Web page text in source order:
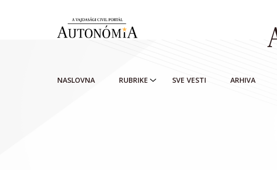
NASLOVNA RUBRIKE SVE VESTI ARHIVA